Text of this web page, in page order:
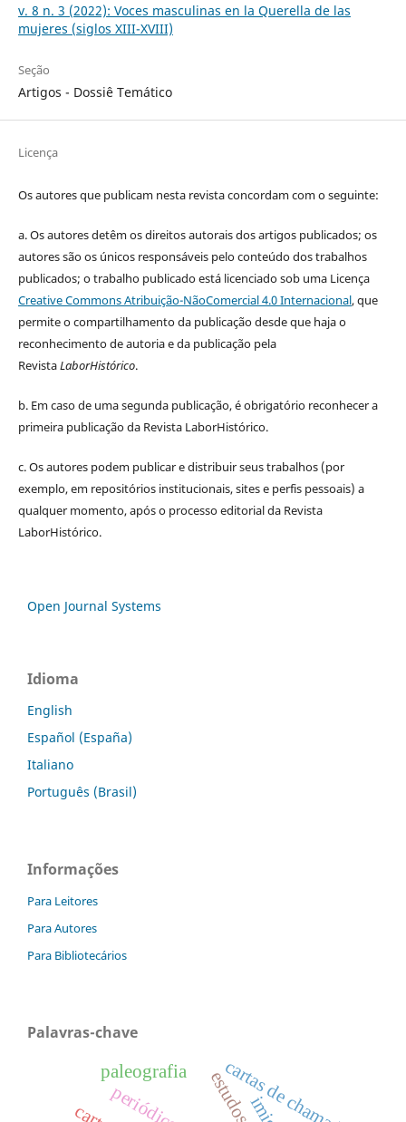
v. 8 n. 3 (2022): Voces masculinas en la Querella de las
mujeres (siglos XIII-XVIII)
Seção
Artigos - Dossiê Temático
Licença
Os autores que publicam nesta revista concordam com o seguinte:
a.Os autores detêm os direitos autorais dos artigos publicados; os
autores são os únicos responsáveis pelo conteúdo dos trabalhos
publicados; o trabalho publicado está licenciado sob uma Licença
Creative Commons Atribuição-NãoComercial 4.0 Internacional, que
permite o compartilhamento da publicação desde que haja o
reconhecimento de autoria e da publicação pela
RevistaLaborHistórico.
b. Em caso de uma segunda publicação, é obrigatório reconhecer a
primeira publicação da Revista LaborHistórico.
c. Os autores podem publicar e distribuir seus trabalhos (por
exemplo, em repositórios institucionais, sites e perfis pessoais) a
qualquer momento, após o processo editorial da Revista
LaborHistórico.
Open Journal Systems
Idioma
English
Español (España)
Italiano
Português (Brasil)
Informações
Para Leitores
Para Autores
Para Bibliotecários
Palavras-chave
cartas de chamada
paleografia